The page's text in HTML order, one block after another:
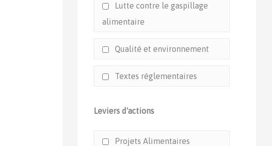
Lutte contre le gaspillage
alimentaire
Qualité et environnement
Textes réglementaires
Leviers d'actions
Projets Alimentaires